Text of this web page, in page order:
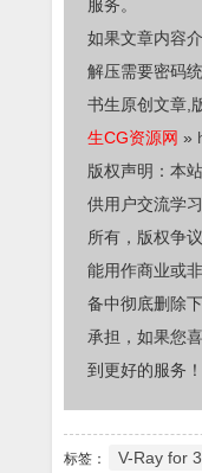
服务。
如果文章内容
解压需要密码
书生原创文章,
生CG资源网 »
版权声明：本
供用户交流学
所有，版权争
能用作商业或
备中彻底删除
承担，如果您
到更好的服务！
标签： V-Ray for